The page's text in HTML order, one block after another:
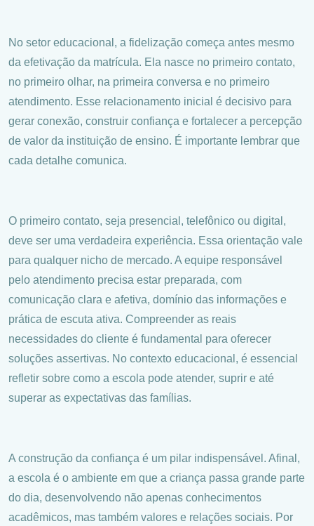
No setor educacional, a fidelização começa antes mesmo
da efetivação da matrícula. Ela nasce no primeiro contato,
no primeiro olhar, na primeira conversa e no primeiro
atendimento. Esse relacionamento inicial é decisivo para
gerar conexão, construir confiança e fortalecer a percepção
de valor da instituição de ensino. É importante lembrar que
cada detalhe comunica.
O primeiro contato, seja presencial, telefônico ou digital,
deve ser uma verdadeira experiência. Essa orientação vale
para qualquer nicho de mercado. A equipe responsável
pelo atendimento precisa estar preparada, com
comunicação clara e afetiva, domínio das informações e
prática de escuta ativa. Compreender as reais
necessidades do cliente é fundamental para oferecer
soluções assertivas. No contexto educacional, é essencial
refletir sobre como a escola pode atender, suprir e até
superar as expectativas das famílias.
A construção da confiança é um pilar indispensável. Afinal,
a escola é o ambiente em que a criança passa grande parte
do dia, desenvolvendo não apenas conhecimentos
acadêmicos, mas também valores e relações sociais. Por